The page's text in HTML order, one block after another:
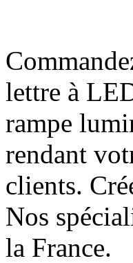
lettre à
rampe
rendant
clients.
Nos
la France.